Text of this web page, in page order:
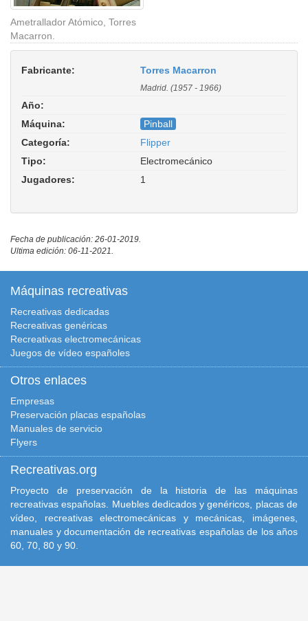
Ametrallador Atómico, Torres
Macarron.
Fabricante: Torres Macarron
Madrid. (1957 - 1966)
Año:
Máquina:
Pinball
Categoría:
Flipper
Tipo:
Electromecánico
Jugadores:
1
Fecha de publicación: 26-01-2019.
Ultima edición: 06-11-2021.
Máquinas recreativas
Recreativas dedicadas
Recreativas genéricas
Recreativas electromecánicas
Juegos de vídeo españoles
Otros enlaces
Empresas
Preservación placas españolas
Manuales de servicio
Flyers
Recreativas.org
Proyecto de preservación de la historia de las máquinas
recreativas españolas. Muebles dedicados y genéricos, placas de
vídeo, recreativas electromecánicas y mecánicas, imágenes,
manuales y documentación de recreativas españolas de los años
60, 70, 80 y 90.